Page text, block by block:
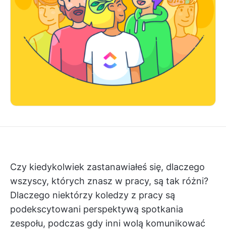
Czy kiedykolwiek zastanawiałeś się, dlaczego
wszyscy, których znasz w pracy, są tak różni?
Dlaczego niektórzy koledzy z pracy są
podekscytowani perspektywą spotkania
zespołu, podczas gdy inni wolą komunikować